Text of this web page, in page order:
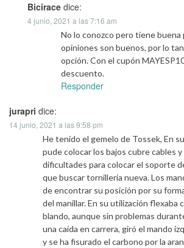
Bicirace dice:
4 junio, 2021 a las 7:16 am
No lo conozco pero tiene buena
opiniones son buenos, por lo
opción. Con el cupón
descuento.
Responder
jurapri dice:
14 junio, 2021 a las 9:58 pm
He tenido el gemelo de Tossek, En
pude colocar los bajos cubre cables
dificultades para colocar el soporte
que buscar tornilleria nueva. Los
de encontrar su posición por su
del manillar. En su utilización flexaba
blando, aunque sin problemas
una caída en carrera, giró el mando
y se ha fisurado el carbono por la